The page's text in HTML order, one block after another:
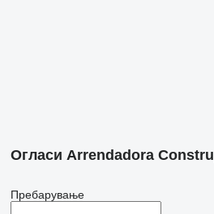
Огласи Arrendadora
Пребарување